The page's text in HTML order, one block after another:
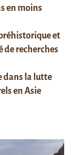
en moins
et
de recherches
dans la lutte
en Asie